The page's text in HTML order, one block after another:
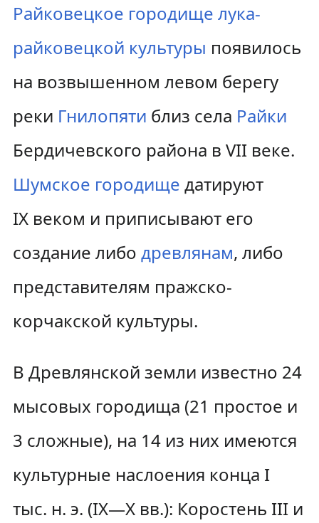
Райковецкое городище лука-
райковецкой культуры появилось
на возвышенном левом берегу
реки Гнилопяти близ села Райки
Бердичевского района в VII веке.
Шумское городище датируют
IX веком и приписывают его
создание либо древлянам, либо
представителям пражско-
корчакской культуры.
В Древлянской земли известно 24
мысовых городища (21 простое и
3 сложные), на 14 из них имеются
культурные наслоения конца I
тыс. н. э. (IX—X вв.): Коростень III и